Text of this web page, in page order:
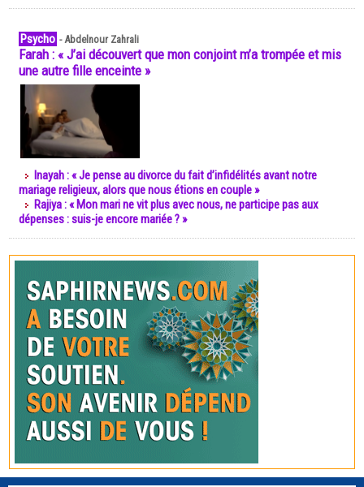
Psycho -Abdelnour Zahrali
Farah : « J’ai découvert que mon conjoint m’a trompée et mis
une autre fille enceinte »
Inayah : « Je pense au divorce du fait d’infidélités avant notre
mariage religieux, alors que nous étions en couple »
Rajiya : « Mon mari ne vit plus avec nous, ne participe pas aux
dépenses : suis-je encore mariée ? »